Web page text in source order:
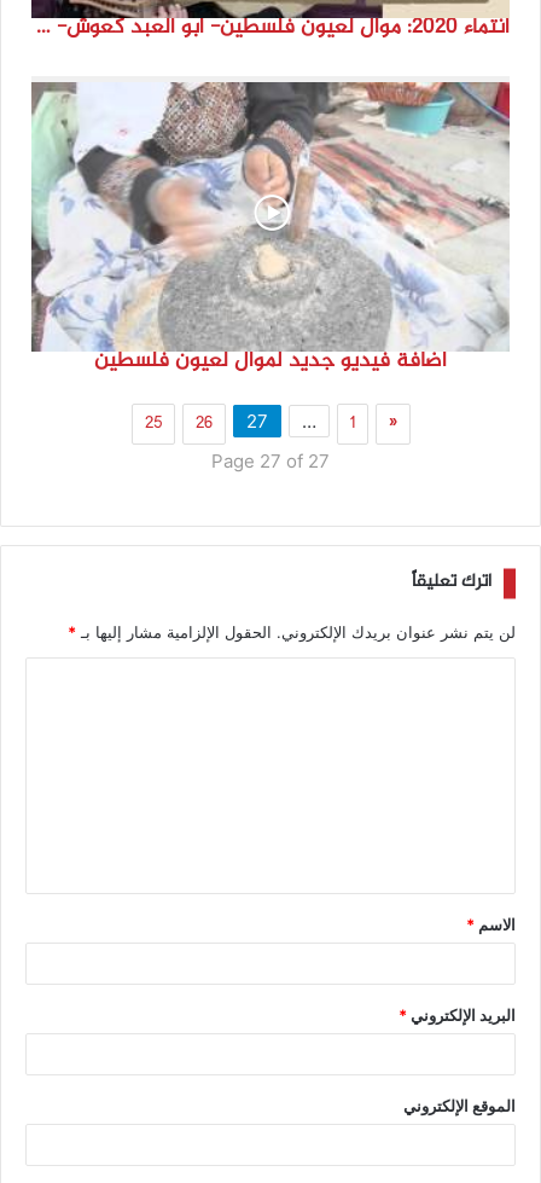
انتماء 2020: موال لعيون فلسطين- أبو العبد كعوش- لبنان
اضافة فيديو جديد لموال لعيون فلسطين
«
1
…
25 26
27
Page 27 of 27
اترك تعليقاً
لن يتم نشر عنوان بريدك الإلكتروني. الحقول الإلزامية مشار إليها بـ *
الاسم *
البريد الإلكتروني*
الموقع الإلكتروني